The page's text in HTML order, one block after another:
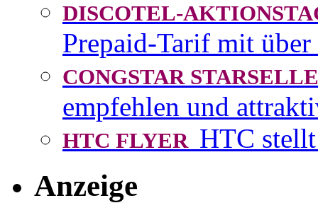
DISCOTEL-
Prepaid-Tarif mit
CONGSTAR
empfehlen und
HTC FLYER HTC
Anzeige